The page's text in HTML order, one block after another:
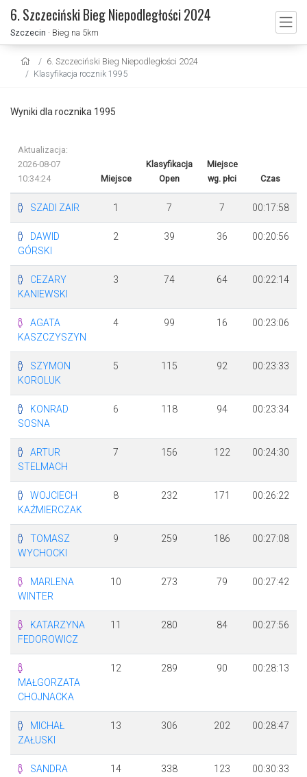
6. Szczeciński Bieg Niepodległości 2024
Szczecin · Bieg na 5km
6. Szczeciński Bieg Niepodległości 2024
Klasyfikacja rocznik 1995
Wyniki dla rocznika 1995
Aktualizacja:
2026-08-07
10:34:24
Miejsce
Klasyfikacja
Open
Miejsce
wg. płci
Czas
SZADI ZAIR 1 7 7 00:17:58
DAWID
GÓRSKI
2 39 36 00:20:56
CEZARY
KANIEWSKI
3 74 64 00:22:14
AGATA
KASZCZYSZYN
4 99 16 00:23:06
SZYMON
KOROLUK
5 115 92 00:23:33
KONRAD
SOSNA
6 118 94 00:23:34
ARTUR
STELMACH
7 156 122 00:24:30
WOJCIECH
KAŹMIERCZAK
8 232 171 00:26:22
TOMASZ
WYCHOCKI
9 259 186 00:27:08
MARLENA
WINTER
10 273 79 00:27:42
KATARZYNA
FEDOROWICZ
11 280 84 00:27:56
MAŁGORZATA
CHOJNACKA
12 289 90 00:28:13
MICHAŁ
ZAŁUSKI
13 306 202 00:28:47
SANDRA
14 338 123 00:30:33